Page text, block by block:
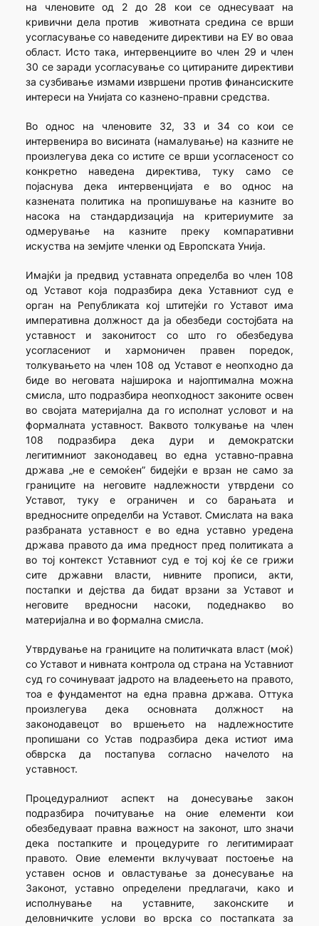
на членовите од 2 до 28 кои се однесуваат на
кривични дела против животната средина се врши
усогласување со наведените директиви на ЕУ во оваа
област. Исто така, интервенциите во член 29 и член
30 се заради усогласување со цитираните директиви
за сузбивање измами извршени против финансиските
интереси на Унијата со казнено-правни средства.
Во однос на членовите 32, 33 и 34 со кои се
интервенира во висината (намалување) на казните не
произлегува дека со истите се врши усогласеност со
конкретно наведена директива, туку само се
појаснува дека интервенцијата е во однос на
казнената политика на пропишување на казните во
насока на стандардизација на критериумите за
одмерување на казните преку компаративни
искуства на земјите членки од Европската Унија.
Имајќи ја предвид уставната определба во член 108
од Уставот која подразбира дека Уставниот суд е
орган на Републиката кој штитејќи го Уставот има
императивна должност да ја обезбеди состојбата на
уставност и законитост со што го обезбедува
усогласениот и хармоничен правен поредок,
толкувањето на член 108 од Уставот е неопходно да
биде во неговата најширока и најоптимална можна
смисла, што подразбира неопходност законите освен
во својата материјална да го исполнат условот и на
формалната уставност. Ваквото толкување на член
108 подразбира дека дури и демократски
легитимниот законодавец во една уставно-правна
држава „не е семоќен” бидејќи е врзан не само за
границите на неговите надлежности утврдени со
Уставот, туку е ограничен и со барањата и
вредносните определби на Уставот. Смислата на вака
разбраната уставност е во една уставно уредена
држава правото да има предност пред политиката а
во тој контекст Уставниот суд е тој кој ќе се грижи
сите државни власти, нивните прописи, акти,
постапки и дејства да бидат врзани за Уставот и
неговите вредносни насоки, подеднакво во
материјална и во формална смисла.
Утврдување на границите на политичката власт (моќ)
со Уставот и нивната контрола од страна на Уставниот
суд го сочинуваат јадрото на владеењето на правото,
тоа е фундаментот на една правна држава. Оттука
произлегува дека основната должност на
законодавецот во вршењето на надлежностите
пропишани со Устав подразбира дека истиот има
обврска да постапува согласно начелото на
уставност.
Процедуралниот аспект на донесување закон
подразбира почитување на оние елементи кои
обезбедуваат правна важност на законот, што значи
дека постапките и процедурите го легитимираат
правото. Овие елементи вклучуваат постоење на
уставен основ и овластување за донесување на
Законот, уставно определени предлагачи, како и
исполнување на уставните, законските и
деловничките услови во врска со постапката за